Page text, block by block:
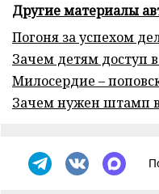
Другие материалы
Погоня за успехом
Зачем детям доступ
Милосердие –
Зачем нужен штамп